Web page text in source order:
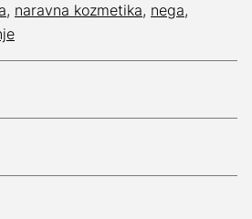
, naravna kozmetika, nega,